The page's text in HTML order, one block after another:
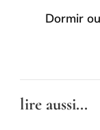
Dormir
lire aussi...